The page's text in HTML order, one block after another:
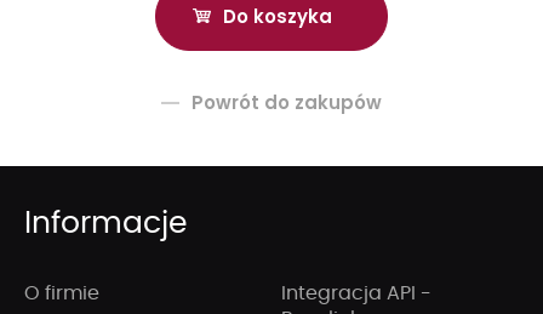
Powrót do zakupów
Informacje
O firmie
Integracja API -